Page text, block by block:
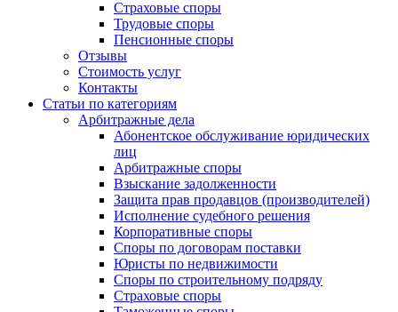
Страховые споры
Трудовые споры
Пенсионные споры
Отзывы
Стоимость услуг
Контакты
Статьи по категориям
Арбитражные дела
Абонентское обслуживание юридических
лиц
Арбитражные споры
Взыскание задолженности
Защита прав продавцов (производителей)
Исполнение судебного решения
Корпоративные споры
Споры по договорам поставки
Юристы по недвижимости
Споры по строительному подряду
Страховые споры